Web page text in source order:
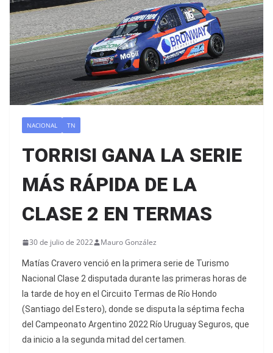
NACIONAL TN
TORRISI GANA LA SERIE
MÁS RÁPIDA DE LA
CLASE 2 EN TERMAS
30 de julio de 2022 Mauro González
Matías Cravero venció en la primera serie de Turismo
Nacional Clase 2 disputada durante las primeras horas de
la tarde de hoy en el Circuito Termas de Río Hondo
(Santiago del Estero), donde se disputa la séptima fecha
del Campeonato Argentino 2022 Río Uruguay Seguros, que
da inicio a la segunda mitad del certamen.